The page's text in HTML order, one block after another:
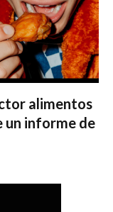
alimentos
un informe de